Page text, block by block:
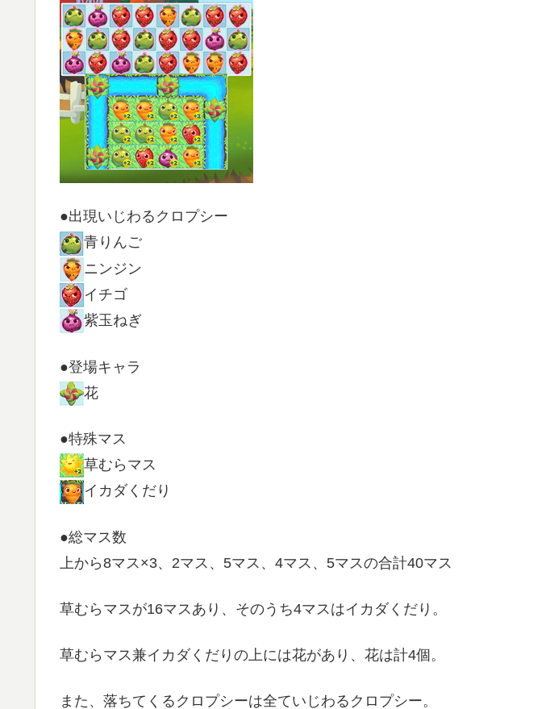
●出現いじわるクロプシー
青りんご
ニンジン
イチゴ
紫玉ねぎ
●登場キャラ
花
●特殊マス
草むらマス
イカダくだり
●総マス数
上から8マス×3、2マス、5マス、4マス、5マスの合計40マス
草むらマスが16マスあり、そのうち4マスはイカダくだり。
草むらマス兼イカダくだりの上には花があり、花は計4個。
また、落ちてくるクロプシーは全ていじわるクロプシー。